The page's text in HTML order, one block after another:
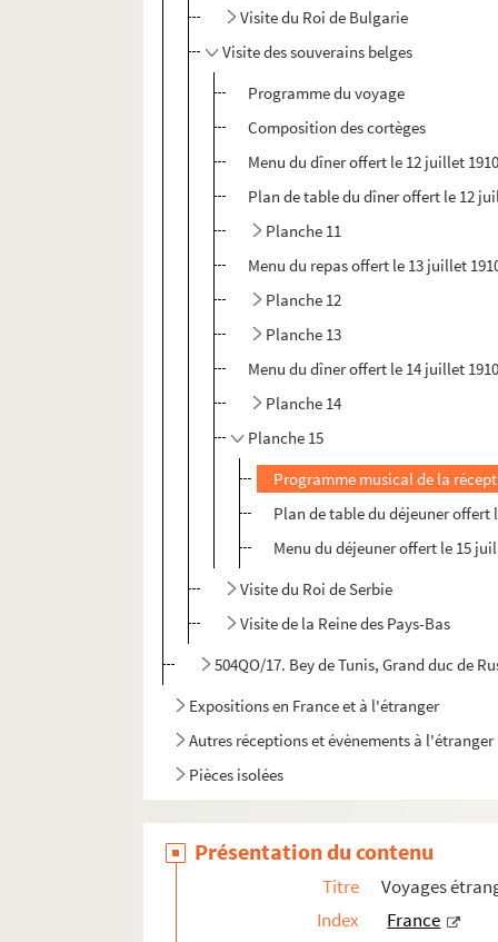
Visite du Roi de Bulgarie
Visite des souverains belges
Programme du voyage
Composition des cortèges
Menu du dîner offert le 12 juillet
Plan de table du dîner offert le 12
Planche 11
Menu du repas offert le 13 juillet
Planche 12
Planche 13
Menu du dîner offert le 14 juillet
Planche 14
Planche 15
Programme musical de la
Plan de table du déjeuner offert
Menu du déjeuner offert le 15
Visite du Roi de Serbie
Visite de la Reine des Pays-Bas
504QO/17. Bey de Tunis, Grand duc de
Expositions en France et à l'étranger
Autres réceptions et évènements à l'étranger
Pièces isolées
Présentation du contenu
Titre
Voyages
Index
France